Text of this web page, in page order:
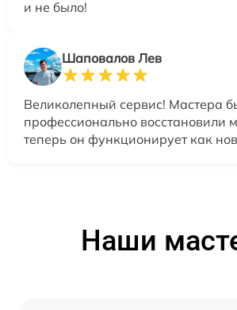
и не было!
Шаповалов Лев
Великолепный сервис! Мастера
профессионально восстановили
теперь он функционирует как
Наши